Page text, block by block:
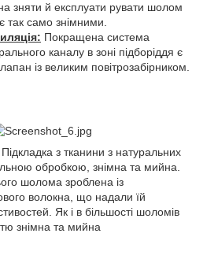
зняти й експлуати рувати шолом
так само знімними.
Покращена система
каналу в зоні підборіддя є
із великим повітрозабірником.
Підкладка з тканини з натуральних
обробкою, знімна та мийна.
шолома зроблена із
волокна, що надали їй
Як і в більшості шоломів
знімна та мийна